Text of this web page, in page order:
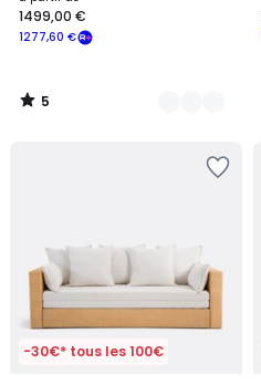
à
partir
1499,00
€
payer
la
place
1277,60
€.
1277,60 €
1499,00 €
5
/
-30€* tous les 100€